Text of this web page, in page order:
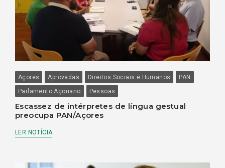
Açores Aprovadas Direitos Sociais e Humanos
PAN
Parlamento Açoriano
Pessoas
Escassez de intérpretes de língua gestual
preocupa PAN/Açores
LER NOTÍCIA